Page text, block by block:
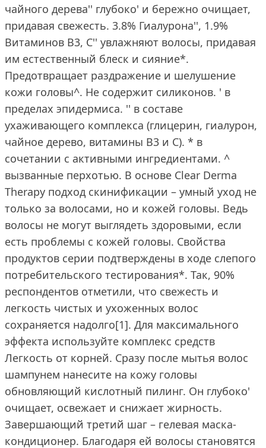
чайного дерева'' глубоко' и бережно очищает,
придавая свежесть. 3.8% Гиалурона'', 1.9%
Витаминов В3, С'' увлажняют волосы, придавая
им естественный блеск и сияние*.
Предотвращает раздражение и шелушение
кожи головы^. Не содержит силиконов. ' в
пределах эпидермиса. '' в составе
ухаживающего комплекса (глицерин, гиалурон,
чайное дерево, витамины B3 и C). * в
сочетании с активными ингредиентами. ^
вызванные перхотью. В основе Clear Derma
Therapy подход скинификации – умный уход не
только за волосами, но и кожей головы. Ведь
волосы не могут выглядеть здоровыми, если
есть проблемы с кожей головы. Свойства
продуктов серии подтверждены в ходе слепого
потребительского тестирования*. Так, 90%
респондентов отметили, что свежесть и
легкость чистых и ухоженных волос
сохраняется надолго[1]. Для максимального
эффекта используйте комплекс средств
Легкость от корней. Сразу после мытья волос
шампунем нанесите на кожу головы
обновляющий кислотный пилинг. Он глубоко'
очищает, освежает и снижает жирность.
Завершающий третий шаг – гелевая маска-
кондиционер. Благодаря ей волосы становятся